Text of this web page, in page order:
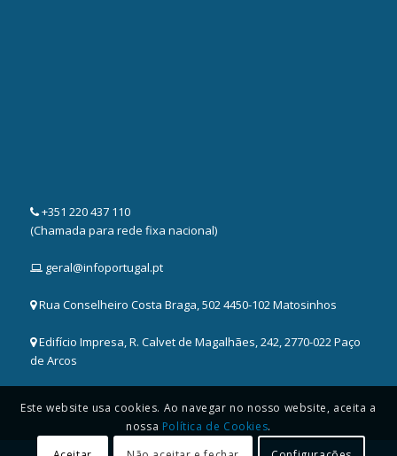
+351 220 437 110
(Chamada para rede fixa nacional)
geral@infoportugal.pt
Rua Conselheiro Costa Braga, 502 4450-102 Matosinhos
Edifício Impresa, R. Calvet de Magalhães, 242, 2770-022 Paço
de Arcos
Este website usa cookies. Ao navegar no nosso website, aceita a
nossa Política de Cookies.